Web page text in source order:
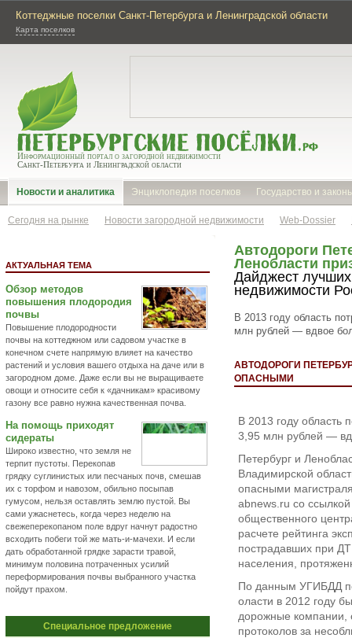
Коттеджные поселки Санкт-Петербурга и Ленинградской области
Карта поселков
Информационный портал о загородной недвижимости
Санкт-Петербурга и Ленинградской области
Новости и аналитика Энциклопедия поселков Государство и
Сегодня на рынке Новости загородной недвижимости Web-Dossier
Автодороги
Ленобласти
Дайджест
недвижимости
В 2013 году область
млн рублей — вдвое
АВТОДОРОГИ
ОПАСНЫМИ
В 2013 году область
3,95 млн рублей —
Петербург и
Владимирской
опасными
abnews.ru со
общественного
расчете рейтинга
пострадавших при
населения,
По данным УГИБДД
оласти в 2012 году
дорожные компании,
протоколов за
АКТУАЛЬНАЯ ТЕМА
Обзор методов
повышения плодородия
почвы
Повышение плодородности
почвы на коттеджном или садовом участке в
конечном счете напрямую влияет на качество
растений и условия вашего отдыха на даче или в
загородном доме. Даже если вы не выращиваете
овощи и относите себя к «дачникам» красивому
газону все равно нужна качественная почва.
На помощь приходят
сидераты
Широко известно, что земля не
терпит пустоты. Перекопав
грядку суглинистых или песчаных почв, смешав
их с торфом и навозом, обильно посыпав
гумусом, нельзя оставлять землю пустой. Вы
сами ужаснетесь, когда через неделю на
свежеперекопаном поле вдруг начнут радостно
всходить побеги той же мать-и-мачехи. И если
дать обработанной грядке зарасти травой,
минимум половина потраченных усилий
переформирования почвы выбранного участка
пойдут прахом.
Специальное предложение